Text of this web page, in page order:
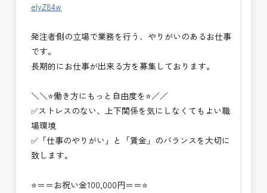
eIyZ84w
発注者側の立場で業務を行う、やりがいのあるお仕事
です。
長期的にお仕事が出来る方を募集しております。
＼＼⭐働き方にもっと自由度を⭐／／
✅ストレスのない、上下関係を気にしなくてもよい職
場環境
✅「仕事のやりがい」と「賃金」のバランスを大切に
致します。
⭐＝＝お祝い金100,000円＝＝⭐